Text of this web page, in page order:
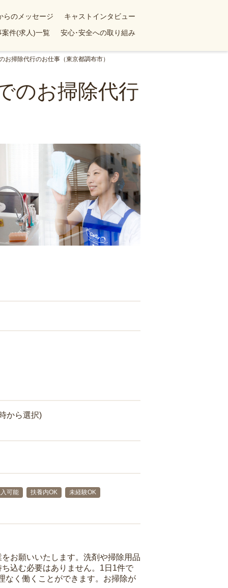
らのメッセージ
キャストインタビュー
案件(求人)一覧 安心･安全への取り組み
掃除代行のお仕事（東京都調布市）
のお掃除代行
から選択)
可能 扶養内OK
未経験OK
お願いいたします。洗剤や掃除用品
込む必要はありません。1日1件で
なく働くことができます。お掃除が